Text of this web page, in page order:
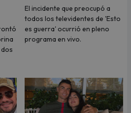
El incidente que preocupó a
todos los televidentes de 'Esto
es guerra' ocurrió en pleno
programa en vivo.